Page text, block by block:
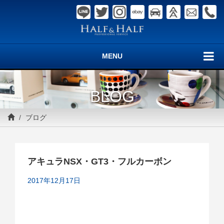
MENU
BLOG
ブログ
アキュラNSX・GT3・フルカーボン
2017年12月17日